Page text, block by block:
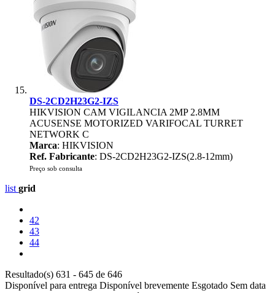
DS-2CD2H23G2-IZS
HIKVISION CAM VIGILANCIA 2MP 2.8MM
ACUSENSE MOTORIZED VARIFOCAL TURRET
NETWORK C
Marca: HIKVISION
Ref. Fabricante: DS-2CD2H23G2-IZS(2.8-12mm)
Preço sob consulta
list grid
42
43
44
Resultado(s) 631 - 645 de 646
Disponível para entrega Disponível brevemente Esgotado Sem data